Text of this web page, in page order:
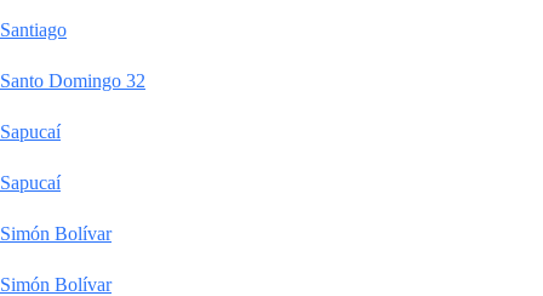
Santiago
Santo Domingo 32
Sapucaí
Sapucaí
Simón Bolívar
Simón Bolívar